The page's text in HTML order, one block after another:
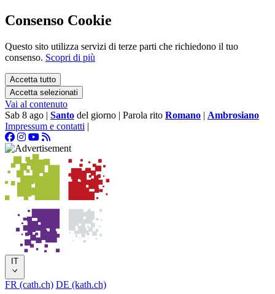
Consenso Cookie
Questo sito utilizza servizi di terze parti che richiedono il tuo
consenso. Scopri di più
Accetta tutto
Accetta selezionati
Vai al contenuto
Sab 8 ago | Santo del giorno | Parola rito Romano | Ambrosiano
Impressum e contatti |
IT
FR (cath.ch) DE (kath.ch)